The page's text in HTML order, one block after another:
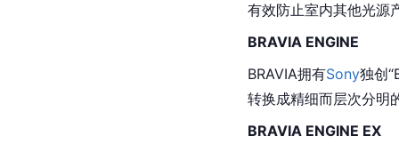
有效防止室内其他光源
BRAVIA ENGINE
BRAVIA拥有Sony独创
转换成精细而层次分明
BRAVIA ENGINE EX